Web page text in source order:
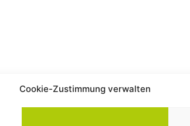
Cookie-Zustimmung verwalten